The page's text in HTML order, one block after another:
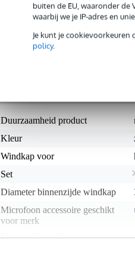
buiten de EU, waaronder
waarbij we je IP-adres en
Je kunt je
policy.
De Rycote 35/50 Reporter Mic
microfoon tegen vocht, stof en
ontwikkeld voor een minimaal
Duurzaamheid product
Kleur
Windkap voor
Set
Diameter binnenzijde windkap
Microfoon accessoire geschikt
voor merk
Materiaal windkap